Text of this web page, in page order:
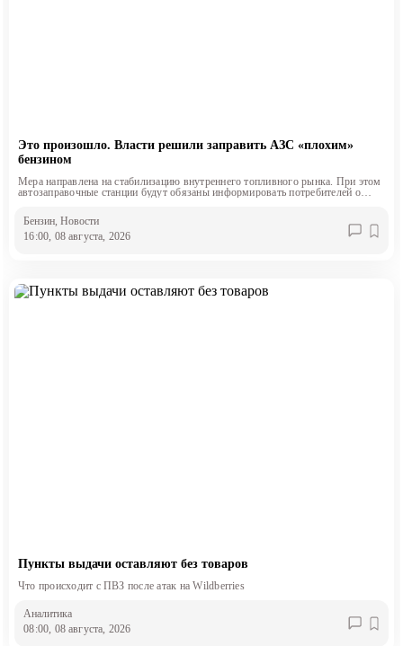
Это произошло. Власти решили заправить АЗС «плохим»
бензином
Мера направлена на стабилизацию внутреннего топливного рынка. При этом
автозаправочные станции будут обязаны информировать потребителей о
Бензин, Новости
16:00, 08 августа, 2026
Пункты выдачи оставляют без товаров
Что происходит с ПВЗ после атак на Wildberries
Аналитика
08:00, 08 августа, 2026